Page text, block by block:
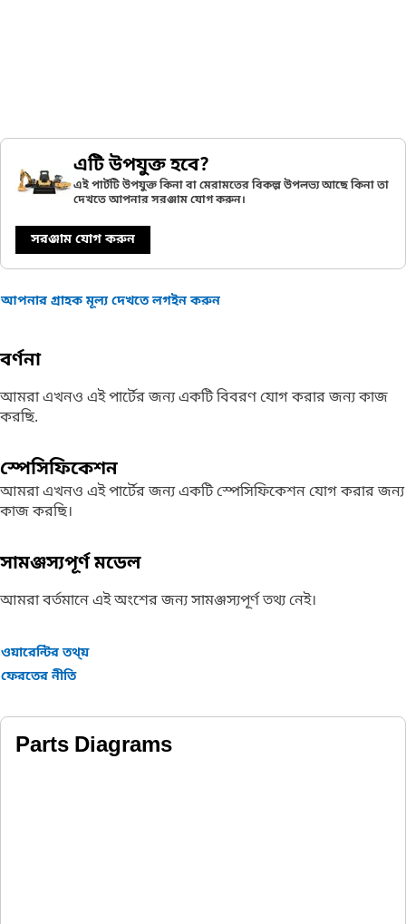
এটি উপযুক্ত হবে?
এই পার্টটি উপযুক্ত কিনা বা মেরামতের বিকল্প উপলভ্য আছে কিনা তা
দেখতে আপনার সরঞ্জাম যোগ করুন।
সরঞ্জাম যোগ করুন
আপনার গ্রাহক মূল্য দেখতে লগইন করুন
বর্ণনা
আমরা এখনও এই পার্টের জন্য একটি বিবরণ যোগ করার জন্য কাজ
করছি.
স্পেসিফিকেশন
আমরা এখনও এই পার্টের জন্য একটি স্পেসিফিকেশন যোগ করার জন্য
কাজ করছি।
সামঞ্জস্যপূর্ণ মডেল
আমরা বর্তমানে এই অংশের জন্য সামঞ্জস্যপূর্ণ তথ্য নেই।
ওয়ারেন্টির তথ্য়
ফেরতের নীতি
Parts Diagrams